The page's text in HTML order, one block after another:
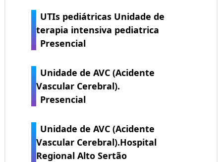
UTIs pediátricas Unidade de
terapia intensiva pediatrica
Presencial
Unidade de AVC (Acidente
Vascular Cerebral).
Presencial
Unidade de AVC (Acidente
Vascular Cerebral).Hospital
Regional Alto Sertão